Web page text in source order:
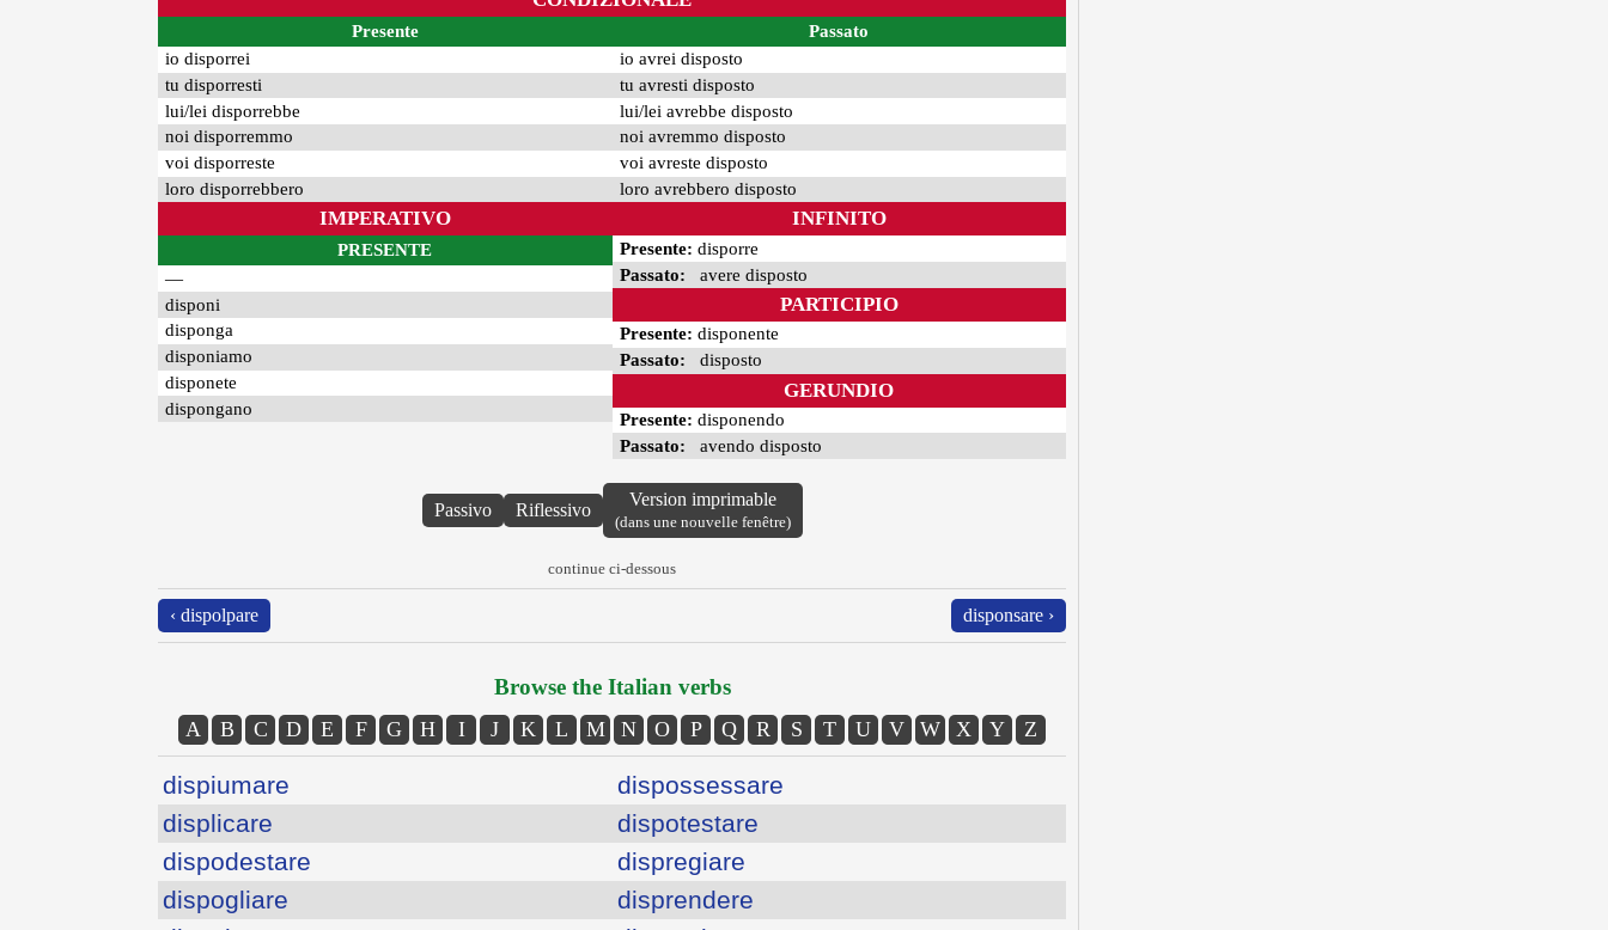
Presente
io disporrei
tu disporresti
lui/lei disporrebbe
noi disporremmo
voi disporreste
loro disporrebbero
Passato
io avrei disposto
tu avresti disposto
lui/lei avrebbe disposto
noi avremmo disposto
voi avreste disposto
loro avrebbero disposto
IMPERATIVO
PRESENTE
—
disponi
disponga
disponiamo
disponete
dispongano
INFINITO
Presente: disporre
Passato: avere disposto
PARTICIPIO
Presente: disponente
Passato: disposto
GERUNDIO
Presente: disponendo
Passato: avendo disposto
Passivo Riflessivo
Version imprimable
(dans une nouvelle fenêtre)
continue ci-dessous
‹ dispolpare disponsare ›
Browse the Italian verbs
A B C D E F G H I J K L M N O P Q R S T U V W X Y Z
dispiumare
displicare
dispodestare
dispogliare
dispossessare
dispotestare
dispregiare
disprendere